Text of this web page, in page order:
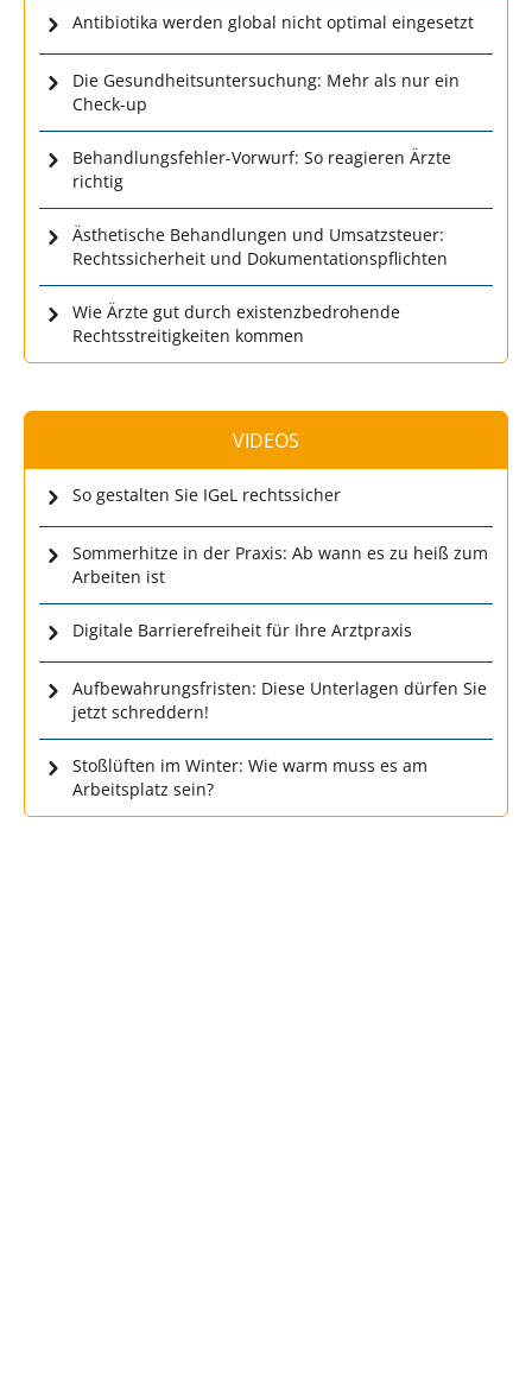
Antibiotika werden global nicht optimal eingesetzt
Die Gesundheitsuntersuchung: Mehr als nur ein
Check-up
Behandlungsfehler-Vorwurf: So reagieren Ärzte
richtig
Ästhetische Behandlungen und Umsatzsteuer:
Rechtssicherheit und Dokumentationspflichten
Wie Ärzte gut durch existenzbedrohende
Rechtsstreitigkeiten kommen
VIDEOS
So gestalten Sie IGeL rechtssicher
Sommerhitze in der Praxis: Ab wann es zu heiß zum
Arbeiten ist
Digitale Barrierefreiheit für Ihre Arztpraxis
Aufbewahrungsfristen: Diese Unterlagen dürfen Sie
jetzt schreddern!
Stoßlüften im Winter: Wie warm muss es am
Arbeitsplatz sein?